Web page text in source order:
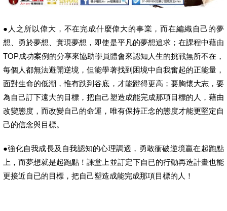
●人之所以偉大，不在完成什麼偉大的事業，而在編織自己的夢
想、勇於夢想、實現夢想，即使是平凡的夢想追求；在課程中藉由
TOP成功案例的分享來協助學員體會來認知人生的挑戰無所不在，
每個人都無法避開逆境，但能學著找到困境中自我奮起的正能量，
面對生命的低潮，惟有跌到谷底，才能蹬得更高；要胸懷大志，要
為自己訂下遠大的目標，把自己塑造成能完成那項目標的人，藉由
改變態度，而改變自己的命運，唯有保持正念的態度才能更堅定自
己的信念與目標。
●強化自我成長及自我認知的心理調適，勇敢衝破逆境贏在起跑點
上，而夢想就是起跑點！課堂上並訂定下自已的行動再造計畫也能
更接近自已的目標，把自己塑造成能完成那項目標的人！